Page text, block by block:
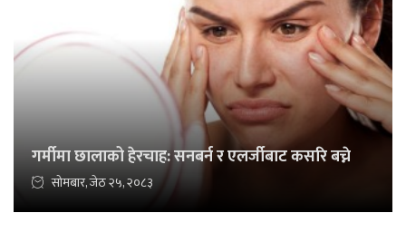
गर्मीमा छालाको हेरचाह: सनबर्न र एलर्जीबाट कसरि बच्ने
सोमबार, जेठ २५, २०८३